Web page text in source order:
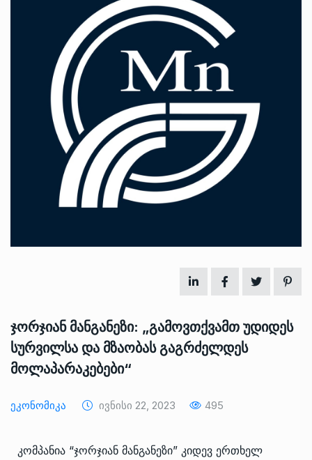
ჯორჯიან მანგანეზი: „გამოვთქვამთ უდიდეს
სურვილსა და მზაობას გაგრძელდეს
მოლაპარაკებები“
Ეკონომიკა Ივნისი 22, 2023 495
კომპანია “ჯორჯიან მანგანეზი” კიდევ ერთხელ